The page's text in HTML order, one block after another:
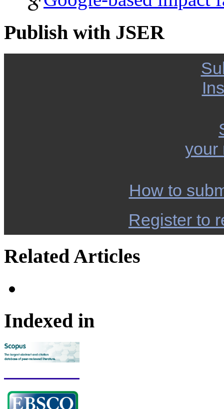
Publish with JSER
your
How to
Register to
Related Articles
Indexed in